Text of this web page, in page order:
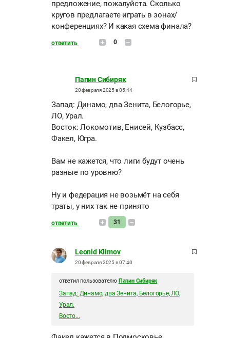
предложение, пожалуйста. Сколько
кругов предлагаете играть в зонах/
конференциях? И какая схема финала?
ответить 0
Папин Сибиряк
20 февраля 2025 в 05:44
Запад: Динамо, два Зенита, Белогорье,
ЛО, Урал.
Восток: Локомотив, Енисей, Кузбасс,
Факел, Югра.
Вам не кажется, что лиги будут очень
разные по уровню?
Ну и федерация не возьмёт на себя
траты, у них так не принято
ответить 31
Leonid Klimov
20 февраля 2025 в 07:40
ответил пользователю Папин Сибиряк
Запад: Динамо, два Зенита, Белогорье, ЛО,
Урал.
Восто...